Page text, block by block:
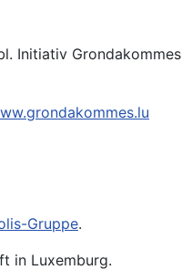
Initiativ Grondakommes
Gruppe.
in Luxemburg.